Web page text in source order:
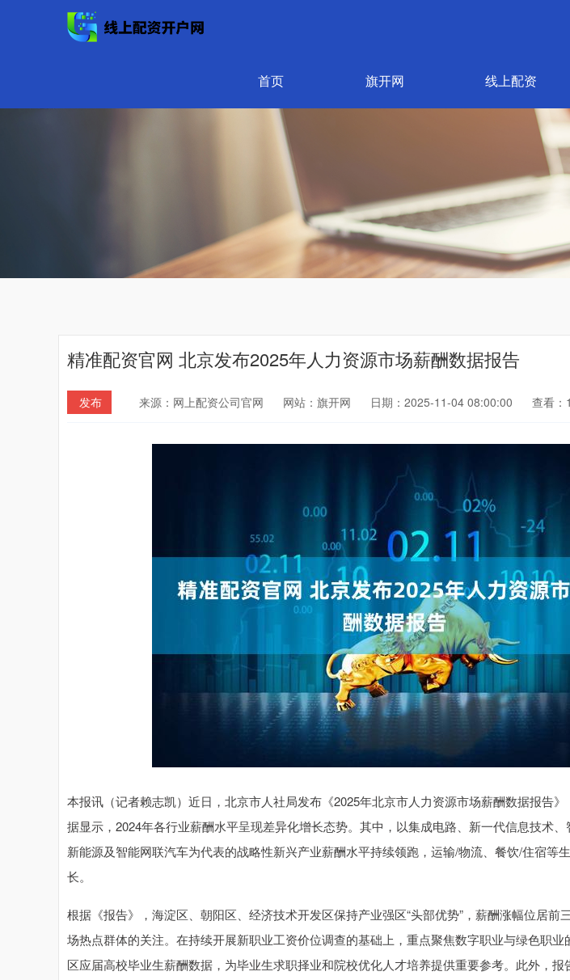
首页 旗开网 线上配资
精准配资官网 北京发布2025年人力资源市场薪酬数据报告
发布 来源：网上配资公司官网 网站：旗开网 日期：2025-11-04 08:00:00 查看：
本报讯（记者赖志凯）近日，北京市人社局发布《2025年北京市人力资源市场薪酬数据报告
据显示，2024年各行业薪酬水平呈现差异化增长态势。其中，以集成电路、新一代信息技术、
新能源及智能网联汽车为代表的战略性新兴产业薪酬水平持续领跑，运输/物流、餐饮/住宿等
长。
根据《报告》，海淀区、朝阳区、经济技术开发区保持产业强区“头部优势”，薪酬涨幅位居前
场热点群体的关注。在持续开展新职业工资价位调查的基础上，重点聚焦数字职业与绿色职
区应届高校毕业生薪酬数据，为毕业生求职择业和院校优化人才培养提供重要参考。此外，